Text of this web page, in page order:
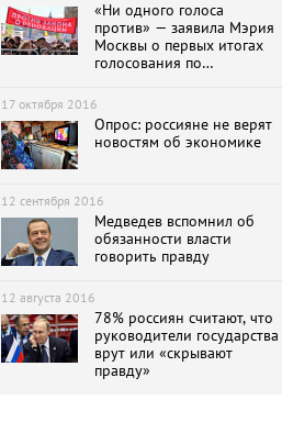
«Ни одного голоса
против» — заявила Мэрия
Москвы о первых итогах
голосования по
много раз обманывала
людей
17 октября 2016
Опрос: россияне не верят
новостям об экономике
12 сентября 2016
Медведев вспомнил об
обязанности власти
говорить правду
12 августа 2016
78% россиян считают, что
руководители государства
врут или «скрывают
правду»